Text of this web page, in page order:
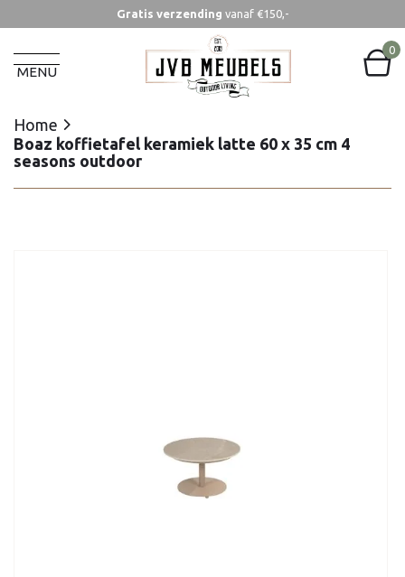
Gratis verzending vanaf €150,-
MENU
0
Home
Boaz koffietafel keramiek latte 60 x 35 cm 4
seasons outdoor
Home
Boaz koffietafel keramiek latte 60 x 35 cm 4
seasons outdoor